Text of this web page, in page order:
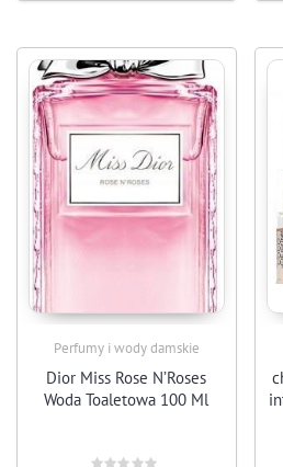
Perfumy i wody damskie
Dior Miss Rose N’Roses
Woda Toaletowa 100 Ml